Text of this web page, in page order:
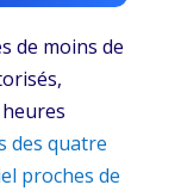
de moins de
des quatre
proches de